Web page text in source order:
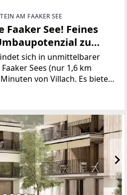
AM FAAKER SEE
Faaker See! Feines
zu
Ordination
sich in unmittelbarer
Sees (nur 1,6 km
von Villach. Es bietet
Voll ausgestattet und